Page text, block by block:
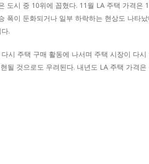
시 중 10위에 꼽혔다. 11월 LA 주택 가격은
이 둔화되거나 일부 하락하는 현상도 나타
.
시 주택 구매 활동에 나서며 주택 시장이 다
것으로도 우려된다. 내년도 LA 주택 가격